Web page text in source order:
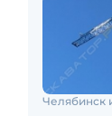
Челябинск